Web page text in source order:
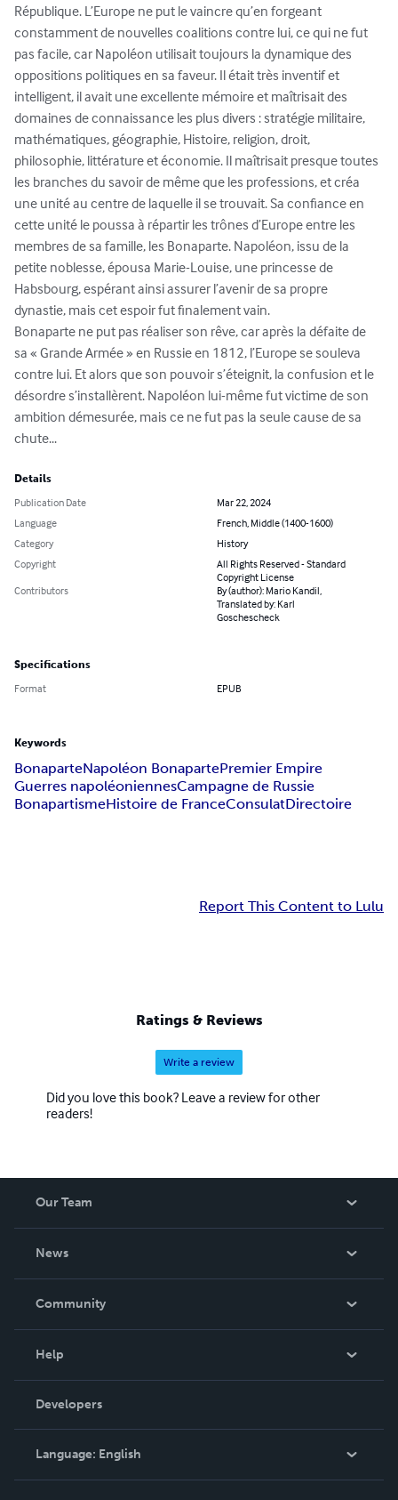
République. L’Europe ne put le vaincre qu’en forgeant
constamment de nouvelles coalitions contre lui, ce qui ne fut
pas facile, car Napoléon utilisait toujours la dynamique des
oppositions politiques en sa faveur. Il était très inventif et
intelligent, il avait une excellente mémoire et maîtrisait des
domaines de connaissance les plus divers : stratégie militaire,
mathématiques, géographie, Histoire, religion, droit,
philosophie, littérature et économie. Il maîtrisait presque toutes
les branches du savoir de même que les professions, et créa
une unité au centre de laquelle il se trouvait. Sa confiance en
cette unité le poussa à répartir les trônes d’Europe entre les
membres de sa famille, les Bonaparte. Napoléon, issu de la
petite noblesse, épousa Marie-Louise, une princesse de
Habsbourg, espérant ainsi assurer l’avenir de sa propre
dynastie, mais cet espoir fut finalement vain.
Bonaparte ne put pas réaliser son rêve, car après la défaite de
sa « Grande Armée » en Russie en 1812, l’Europe se souleva
contre lui. Et alors que son pouvoir s’éteignit, la confusion et le
désordre s’installèrent. Napoléon lui-même fut victime de son
ambition démesurée, mais ce ne fut pas la seule cause de sa
chute...
Details
Publication Date
Mar 22, 2024
Language
French, Middle (1400-1600)
Category
History
Copyright
All Rights Reserved - Standard
Copyright License
Contributors
By (author): Mario Kandil,
Translated by: Karl
Goschescheck
Specifications
Format EPUB
Keywords
BonaparteNapoléon BonapartePremier Empire
Guerres napoléoniennesCampagne de Russie
BonapartismeHistoire de FranceConsulatDirectoire
Report This Content to Lulu
Ratings & Reviews
Write a review
Did you love this book? Leave a review for other
readers!
Our Team
News
In The News
Community
Podcast
Help
Order Lookup
Knowledge Base
Contact Support
Developers
Language: English